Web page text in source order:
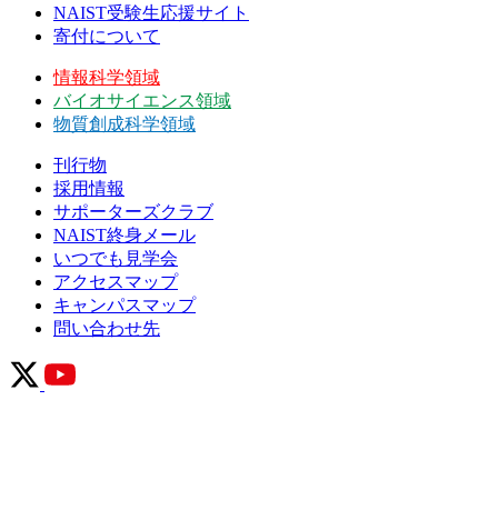
NAIST受験生応援サイト
寄付について
情報科学領域
バイオサイエンス領域
物質創成科学領域
刊行物
採用情報
サポーターズクラブ
NAIST終身メール
いつでも見学会
アクセスマップ
キャンパスマップ
問い合わせ先